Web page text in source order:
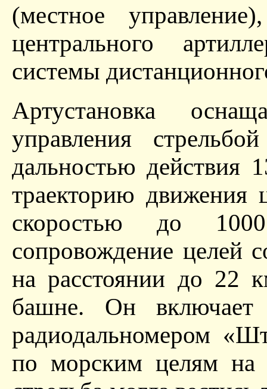
(местное
центрального
системы
Артустановка
управления
дальностью действия
траекторию
скоростью до
сопровождение целей
на расстоянии до 22
башне. Он
радиодальномером
по морским целям на